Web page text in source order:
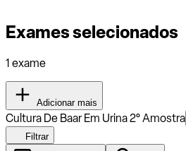
Exames selecionados
1 exame
Adicionar mais
Cultura De Baar Em Urina 2° Amostra
Filtrar